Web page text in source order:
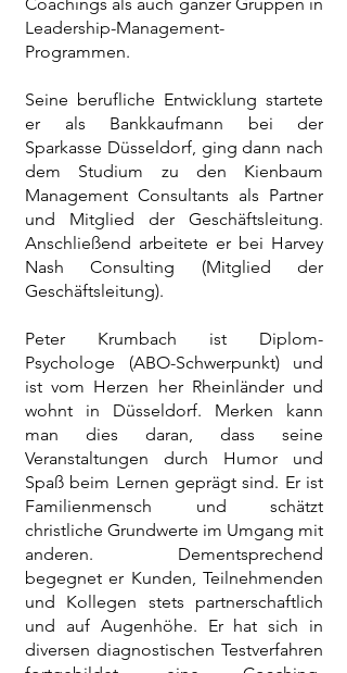
Leadership-Management-
Programmen.
Seine berufliche Entwicklung startete
er als Bankkaufmann bei der
Sparkasse Düsseldorf, ging dann nach
dem Studium zu den Kienbaum
Management Consultants als Partner
und Mitglied der Geschäftsleitung.
Anschließend arbeitete er bei Harvey
Nash Consulting (Mitglied der
Geschäftsleitung).
Peter Krumbach ist Diplom-
Psychologe (ABO-Schwerpunkt) und
ist vom Herzen her Rheinländer und
wohnt in Düsseldorf. Merken kann
man dies daran, dass seine
Veranstaltungen durch Humor und
Spaß beim Lernen geprägt sind. Er ist
Familienmensch und schätzt
christliche Grundwerte im Umgang mit
anderen. Dementsprechend
begegnet er Kunden, Teilnehmenden
und Kollegen stets partnerschaftlich
und auf Augenhöhe. Er hat sich in
diversen diagnostischen Testverfahren